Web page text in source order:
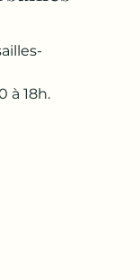
à 18h.